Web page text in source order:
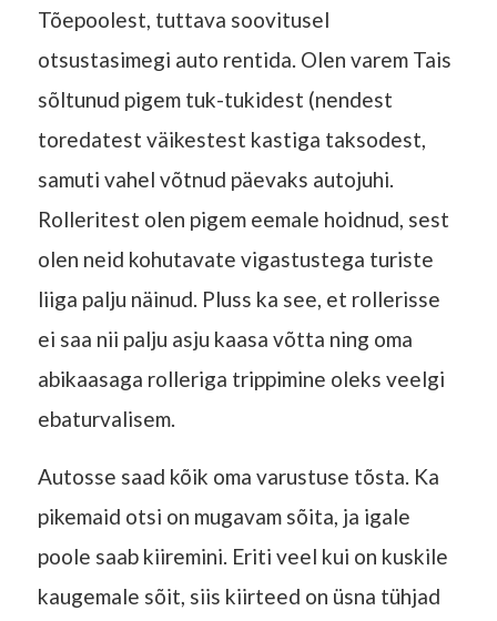
Tõepoolest, tuttava soovitusel
otsustasimegi auto rentida. Olen varem Tais
sõltunud pigem tuk-tukidest (nendest
toredatest väikestest kastiga taksodest,
samuti vahel võtnud päevaks autojuhi.
Rolleritest olen pigem eemale hoidnud, sest
olen neid kohutavate vigastustega turiste
liiga palju näinud. Pluss ka see, et rollerisse
ei saa nii palju asju kaasa võtta ning oma
abikaasaga rolleriga trippimine oleks veelgi
ebaturvalisem.
Autosse saad kõik oma varustuse tõsta. Ka
pikemaid otsi on mugavam sõita, ja igale
poole saab kiiremini. Eriti veel kui on kuskile
kaugemale sõit, siis kiirteed on üsna tühjad